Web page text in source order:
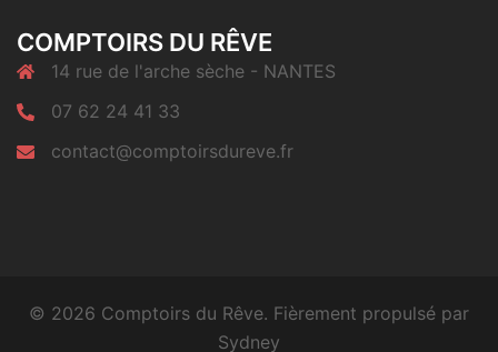
COMPTOIRS DU RÊVE
14 rue de l'arche sèche - NANTES
07 62 24 41 33
contact@comptoirsdureve.fr
© 2026 Comptoirs du Rêve. Fièrement propulsé par
Sydney